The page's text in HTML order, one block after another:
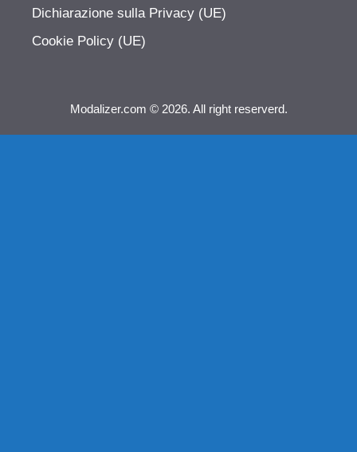
Dichiarazione sulla Privacy (UE)
Cookie Policy (UE)
Modalizer.com © 2026. All right reserverd.